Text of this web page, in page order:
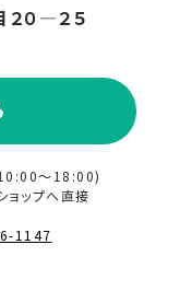
０―２５
～18:00)
ョップへ直接
1147